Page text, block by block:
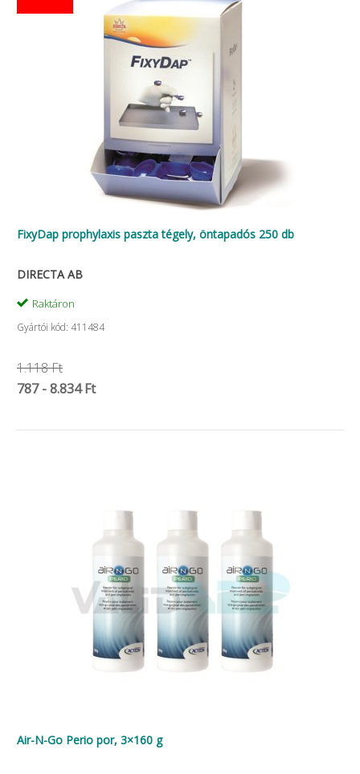
FixyDap prophylaxis paszta tégely, öntapadós 250 db
DIRECTA AB
Raktáron
Gyártói kód: 411484
1.118 Ft
787 - 8.834 Ft
Air-N-Go Perio por, 3×160 g